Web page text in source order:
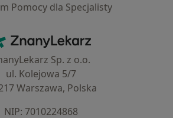
Pomocy dla Specjalisty
ZnanyLekarz - Strona główna
Sp. z o.o.
ul. Kolejowa 5/7
Warszawa, Polska
NIP: ⁠7010224868